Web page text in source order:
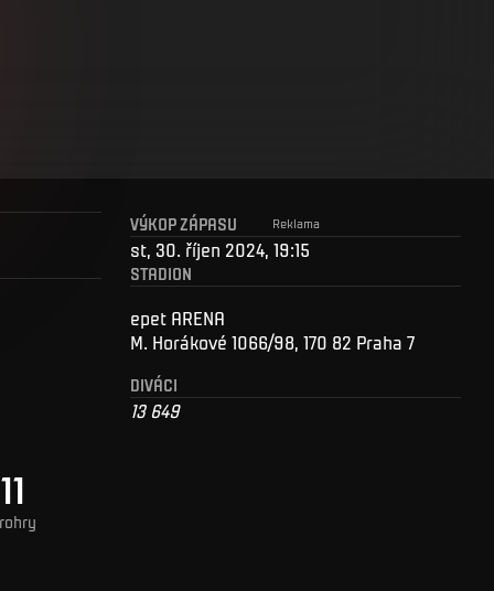
11
Reklama
VÝKOP ZÁPASU
st, 30. říjen 2024, 19:15
STADION
epet ARENA
M. Horákové 1066/98, 170 82 Praha 7
DIVÁCI
13 649